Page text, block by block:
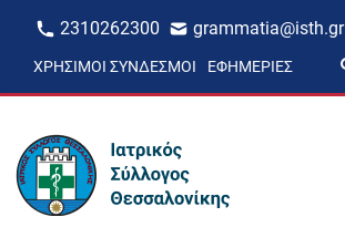
2310262300 grammatia@isth.gr
ΧΡΉΣΙΜΟΙ ΣΎΝΔΕΣΜΟΙ ΕΦΗΜΕΡΊΕΣ